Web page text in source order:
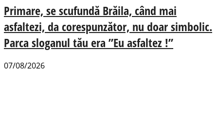
Primare, se scufundă Brăila, când mai
asfaltezi, da corespunzător, nu doar simbolic.
Parca sloganul tău era ”Eu asfaltez !”
07/08/2026